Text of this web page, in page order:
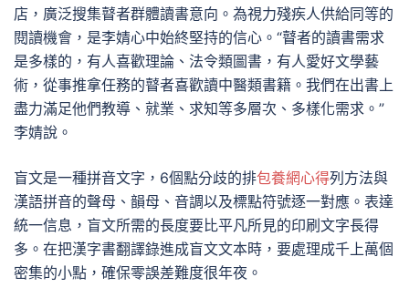
店，廣泛搜集瞽者群體讀書意向。為視力殘疾人供給同等的
閱讀機會，是李婧心中始終堅持的信心。“瞽者的讀書需求
是多樣的，有人喜歡理論、法令類圖書，有人愛好文學藝
術，從事推拿任務的瞽者喜歡讀中醫類書籍。我們在出書上
盡力滿足他們教導、就業、求知等多層次、多樣化需求。”
李婧說。
盲文是一種拼音文字，6個點分歧的排包養網心得列方法與
漢語拼音的聲母、韻母、音調以及標點符號逐一對應。表達
統一信息，盲文所需的長度要比平凡所見的印刷文字長得
多。在把漢字書翻譯錄進成盲文文本時，要處理成千上萬個
密集的小點，確保零誤差難度很年夜。